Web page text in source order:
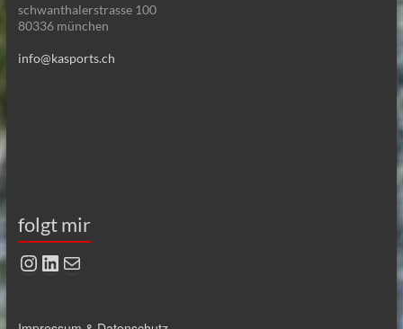
schwanthalerstrasse 100
80336 münchen
info@kasports.ch
folgt mir
Instagram
LinkedIn
E-Mail